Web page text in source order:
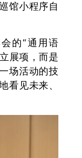
馆小程序自
的“通用语
展项，而是
场活动的技
看见未来、